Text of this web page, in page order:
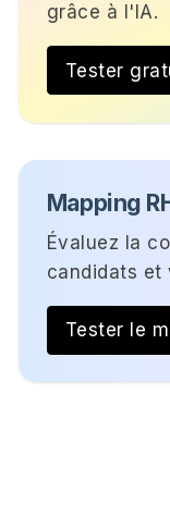
grâce à l'IA.
Tester
Mapping
Évaluez la
candidats et
Tester le